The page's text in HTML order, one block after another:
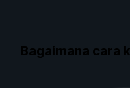
Bagaimana cara